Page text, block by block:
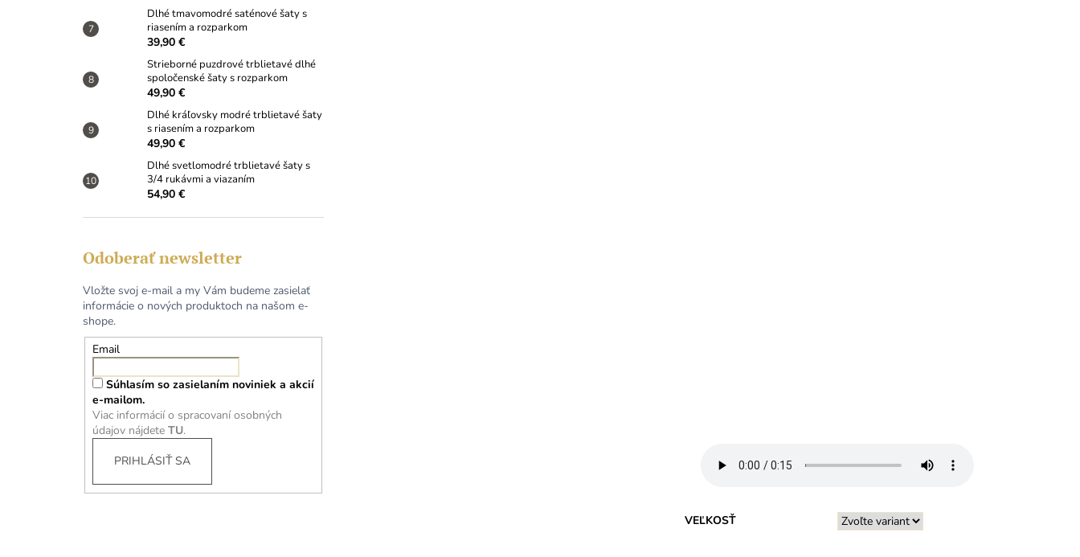
Dlhé tmavomodré saténové šaty s
riasením a rozparkom
39,90 €
Strieborné puzdrové trblietavé dlhé
spoločenské šaty s rozparkom
49,90 €
Dlhé kráľovsky modré trblietavé šaty
s riasením a rozparkom
49,90 €
Dlhé svetlomodré trblietavé šaty s
3/4 rukávmi a viazaním
54,90 €
Odoberať newsletter
Vložte svoj e-mail a my Vám budeme zasielať
informácie o nových produktoch na našom e-
shope.
Email
Súhlasím so zasielaním noviniek a akcií
e-mailom.
Viac informácií o spracovaní osobných
údajov nájdete TU.
PRIHLÁSIŤ SA
VEĽKOSŤ